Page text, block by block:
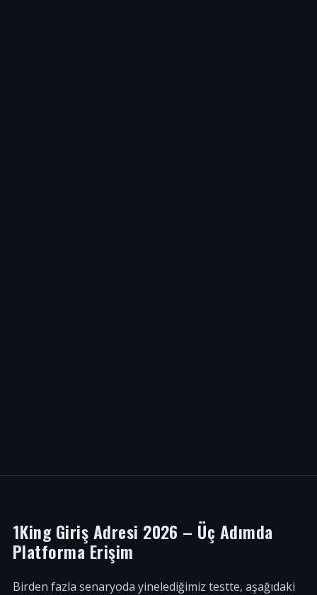
1King Giriş Adresi 2026 – Üç Adımda
Platforma Erişim
Birden fazla senaryoda yinelediğimiz testte, aşağıdaki